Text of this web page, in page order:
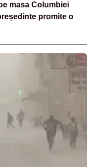
masa Columbiei
promite o